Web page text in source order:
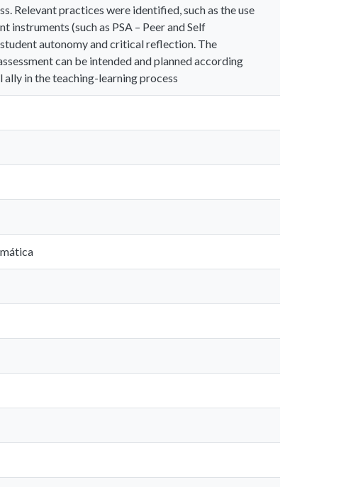
Relevant practices were identified, such as the use
(such as PSA – Peer and Self
autonomy and critical reflection. The
can be intended and planned according
in the teaching-learning process